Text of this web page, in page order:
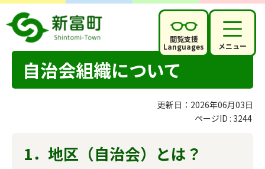
閲覧支援
Languages メニュー
自治会組織について
更新日：2026年06月03日
ページID : 3244
1．地区（自治会）とは？